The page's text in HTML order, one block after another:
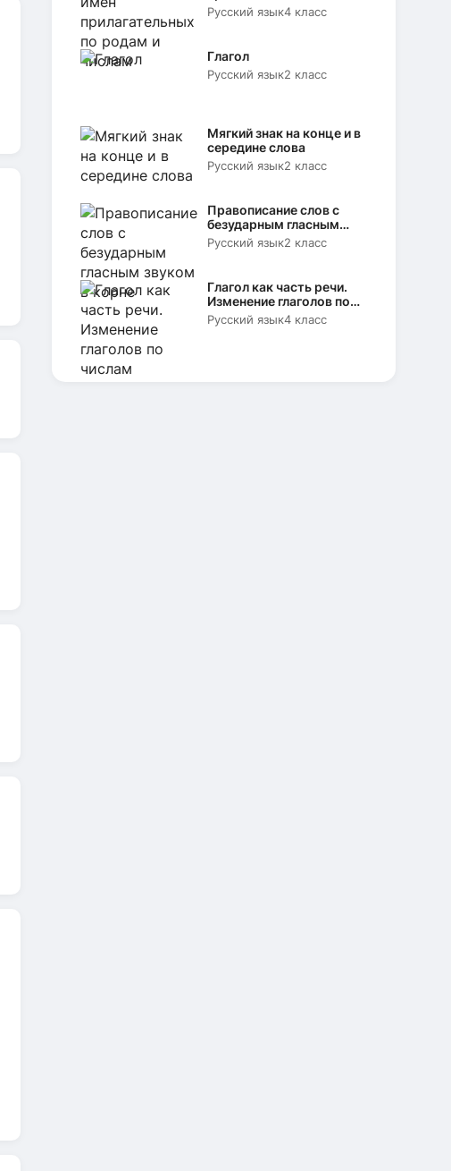
родам и числам
Русский язык4 класс
Глагол
Русский язык2 класс
Мягкий знак на конце и в
середине слова
Русский язык2 класс
Правописание слов с
безударным гласным
звуком в корне
Русский язык2 класс
Глагол как часть речи.
Изменение глаголов по
числам
Русский язык4 класс